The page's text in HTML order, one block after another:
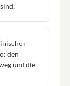
den
und die